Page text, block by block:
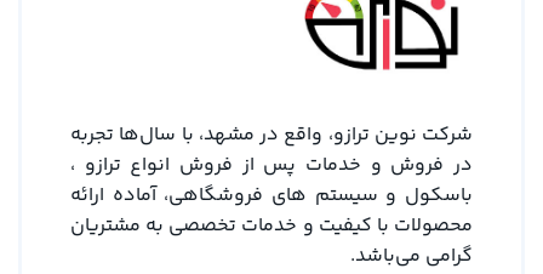
شرکت نوین ترازو، واقع در مشهد، با سال‌ها تجربه
در فروش و خدمات پس از فروش انواع ترازو ،
باسکول و سیستم های فروشگاهی، آماده ارائه
محصولات با کیفیت و خدمات تخصصی به مشتریان
گرامی می‌باشد.